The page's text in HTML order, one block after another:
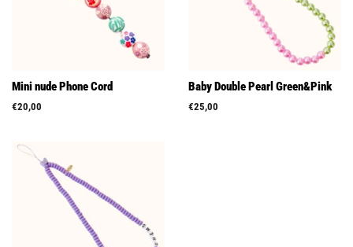
Mini nude Phone Cord
Prix
€20,00
Baby Double Pearl Green&Pink
Prix
€25,00